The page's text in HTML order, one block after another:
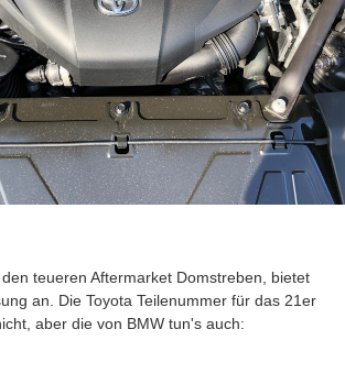
teueren Aftermarket Domstreben, bietet
an. Die Toyota Teilenummer für das 21er
aber die von BMW tun's auch: